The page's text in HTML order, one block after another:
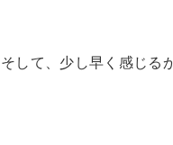
そして、少し早く感じる